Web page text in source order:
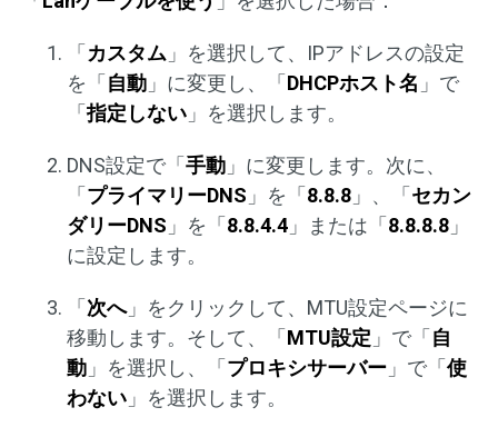
「 カスタム 」を選択して、IPアドレスの設定
を「 自動 」に変更し、「 DHCPホスト名 」で
「指定しない 」を選択します。
DNS設定で「 手動 」に変更します。次に、
「 プライマリーDNS 」を「 8.8.8 」、「 セカン
ダリーDNS 」を「 8.8.4.4 」または「 8.8.8.8 」
に設定します。
「 次へ」をクリックして、MTU設定ページに
移動します。そして、「 MTU設定 」で「 自
動 」を選択し、「 プロキシサーバー 」で「 使
わない 」を選択します。